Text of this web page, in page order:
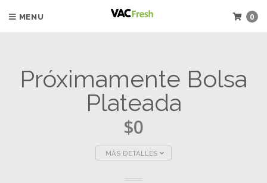
MENU 0
Próximamente Bolsa
Plateada
$0
MÁS DETALLES